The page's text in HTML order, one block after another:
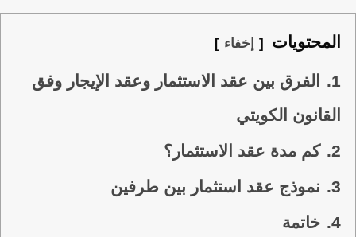
المحتويات إخفاء
1.
الفرق بين عقد الاستثمار وعقد الإيجار وفق
القانون الكويتي
2.
كم مدة عقد الاستثمار؟
3.
نموذج عقد استثمار بين طرفين
4.
خاتمة